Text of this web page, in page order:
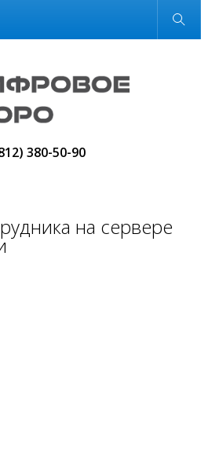
Обычная версия
380-50-90
на сервере